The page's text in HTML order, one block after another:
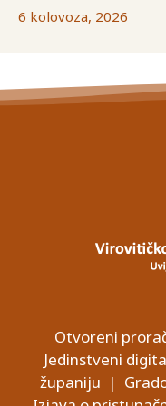
6 kolovoza, 2026
Otvoreni
Jedinstveni
županiju |